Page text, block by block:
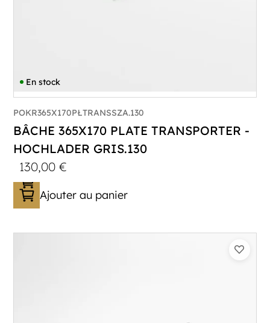
En stock
POKR365X170PŁTRANSSZA.130
BÂCHE 365X170 PLATE TRANSPORTER -
HOCHLADER GRIS.130
130,00€
Ajouter au panier